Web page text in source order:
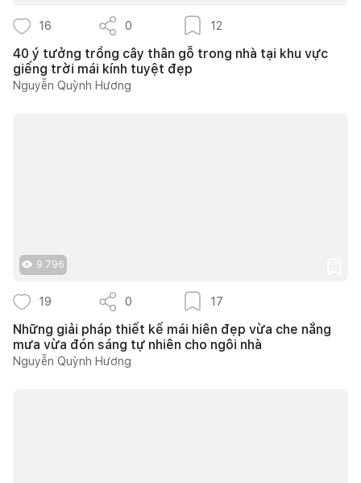
16 0 12
40 ý tưởng trồng cây thân gỗ trong nhà tại khu vực
giếng trời mái kính tuyệt đẹp
Nguyễn Quỳnh Hương
9.796
19 0 17
Những giải pháp thiết kế mái hiên đẹp vừa che nắng
mưa vừa đón sáng tự nhiên cho ngôi nhà
Nguyễn Quỳnh Hương